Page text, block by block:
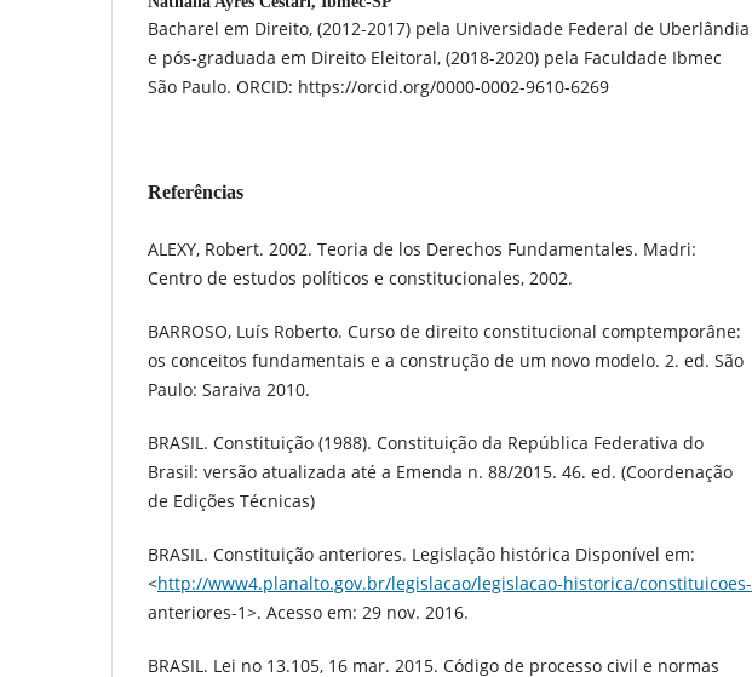
Bacharel em Direito, (2012-2017) pela Universidade Federal de Uberlândia
e pós-graduada em Direito Eleitoral, (2018-2020) pela Faculdade Ibmec
São Paulo. ORCID: https://orcid.org/0000-0002-9610-6269
Referências
ALEXY, Robert. 2002. Teoria de los Derechos Fundamentales. Madri:
Centro de estudos políticos e constitucionales, 2002.
BARROSO, Luís Roberto. Curso de direito constitucional comptemporâne:
os conceitos fundamentais e a construção de um novo modelo. 2. ed. São
Paulo: Saraiva 2010.
BRASIL. Constituição (1988). Constituição da República Federativa do
Brasil: versão atualizada até a Emenda n. 88/2015. 46. ed. (Coordenação
de Edições Técnicas)
BRASIL. Constituição anteriores. Legislação histórica Disponível em:
<http://www4.planalto.gov.br/legislacao/legislacao-historica/constituicoes-
anteriores-1>. Acesso em: 29 nov. 2016.
BRASIL. Lei no 13.105, 16 mar. 2015. Código de processo civil e normas